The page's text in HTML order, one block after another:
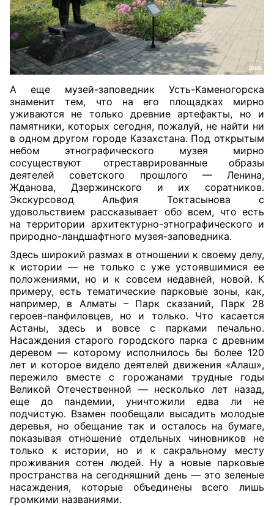
А еще музей-заповедник Усть-Каменогорска
знаменит тем, что на его площадках мирно
уживаются не только древние артефакты, но и
памятники, которых сегодня, пожалуй, не найти ни
в одном другом городе Казахстана. Под открытым
небом этнографического музея мирно
сосуществуют отреставрированные образы
деятелей советского прошлого — Ленина,
Жданова, Дзержинского и их соратников.
Экскурсовод Альфия Токтасынова с
удовольствием рассказывает обо всем, что есть
на территории архитектурно-этнографического и
природно-ландшафтного музея-заповедника.
Здесь широкий размах в отношении к своему делу,
к истории — не только с уже устоявшимися ее
положениями, но и к совсем недавней, новой. К
примеру, есть тематические парковые зоны, как,
например, в Алматы – Парк сказаний, Парк 28
героев-панфиловцев, но и только. Что касается
Астаны, здесь и вовсе с парками печально.
Насаждения старого городского парка с древним
деревом — которому исполнилось бы более 120
лет и которое видело деятелей движения «Алаш»,
пережило вместе с горожанами трудные годы
Великой Отечественной — несколько лет назад,
еще до пандемии, уничтожили едва ли не
подчистую. Взамен пообещали высадить молодые
деревья, но обещание так и осталось на бумаге,
показывая отношение отдельных чиновников не
только к истории, но и к сакральному месту
проживания сотен людей. Ну а новые парковые
пространства на сегодняшний день — это зеленые
насаждения, которые объединены всего лишь
громкими названиями.